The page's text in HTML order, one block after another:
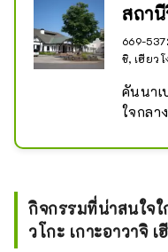
สถา
669-
ชิ, เฮียวโ
คันนาเ
ใจกลา
เนื่องจ
กิจกรรมที่น่าสนใจ
วโกะ เกาะอาวาจิ เ